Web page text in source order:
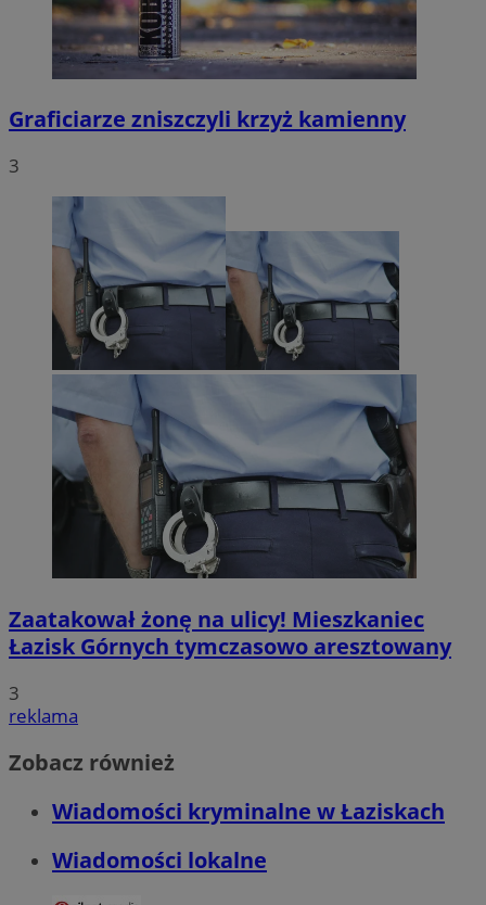
Graficiarze zniszczyli krzyż kamienny
3
Zaatakował żonę na ulicy! Mieszkaniec
Łazisk Górnych tymczasowo aresztowany
3
reklama
Zobacz również
Wiadomości kryminalne w Łaziskach
Wiadomości lokalne